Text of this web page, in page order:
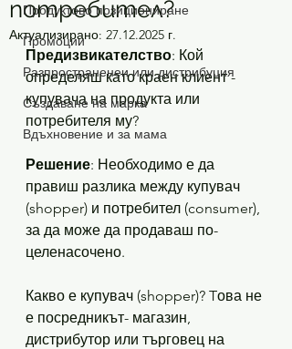
Продуктово позициониране
Промоции
Разпространенеи или дистрибуция
Създаване на марка
Вдъхновение и за мама
потребител?
Актуализирано: 27.12.2025 г.
Предизвикателство: Кой
определяш като краен клиент -
купувача на продукта или
потребителя му?
Решение: Необходимо е да
правиш разлика между купувач
(shopper) и потребител (consumer),
за да може да продаваш по-
целенасочено.
Какво е купувач (shopper)? Tова не
е посредникът- магазин,
дистрибутор или търговец на